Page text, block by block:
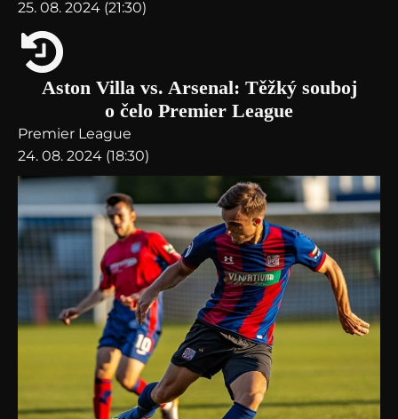
25. 08. 2024 (21:30)
Aston Villa vs. Arsenal: Těžký souboj
o čelo Premier League
Premier League
24. 08. 2024 (18:30)